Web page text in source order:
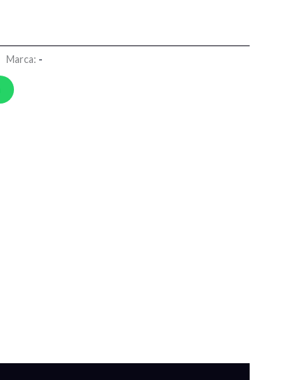
Marca: -